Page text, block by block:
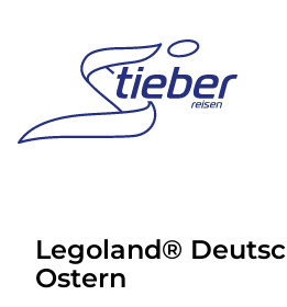
Highlights
Service
Legoland®
Ostern